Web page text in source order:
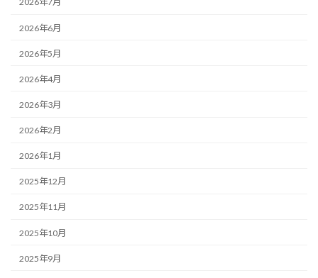
2026年6月
2026年5月
2026年4月
2026年3月
2026年2月
2026年1月
2025年12月
2025年11月
2025年10月
2025年9月